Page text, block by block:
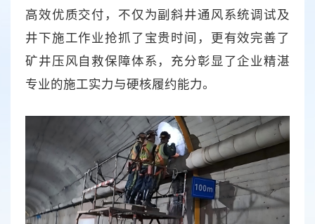
高效优质交付，不仅为副斜井通风系统调试及
井下施工作业抢抓了宝贵时间，更有效完善了
矿井压风自救保障体系，充分彰显了企业精湛
专业的施工实力与硬核履约能力。